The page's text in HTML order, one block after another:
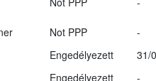
Not PPP
-
Engedélyezett
31/
Engedélyezett
-